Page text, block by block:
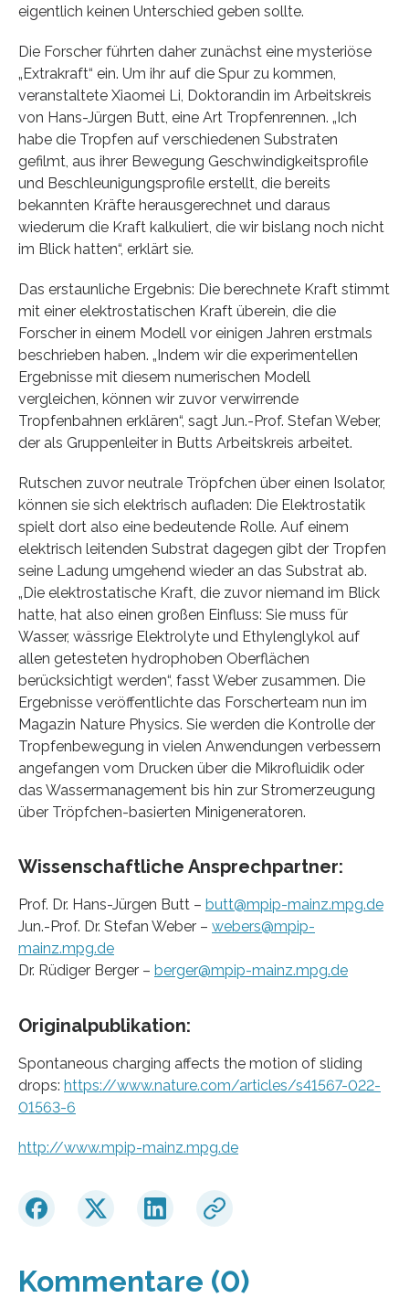
eigentlich keinen Unterschied geben sollte.
Die Forscher führten daher zunächst eine mysteriöse
„Extrakraft“ ein. Um ihr auf die Spur zu kommen,
veranstaltete Xiaomei Li, Doktorandin im Arbeitskreis
von Hans-Jürgen Butt, eine Art Tropfenrennen. „Ich
habe die Tropfen auf verschiedenen Substraten
gefilmt, aus ihrer Bewegung Geschwindigkeitsprofile
und Beschleunigungsprofile erstellt, die bereits
bekannten Kräfte herausgerechnet und daraus
wiederum die Kraft kalkuliert, die wir bislang noch nicht
im Blick hatten“, erklärt sie.
Das erstaunliche Ergebnis: Die berechnete Kraft stimmt
mit einer elektrostatischen Kraft überein, die die
Forscher in einem Modell vor einigen Jahren erstmals
beschrieben haben. „Indem wir die experimentellen
Ergebnisse mit diesem numerischen Modell
vergleichen, können wir zuvor verwirrende
Tropfenbahnen erklären“, sagt Jun.-Prof. Stefan Weber,
der als Gruppenleiter in Butts Arbeitskreis arbeitet.
Rutschen zuvor neutrale Tröpfchen über einen Isolator,
können sie sich elektrisch aufladen: Die Elektrostatik
spielt dort also eine bedeutende Rolle. Auf einem
elektrisch leitenden Substrat dagegen gibt der Tropfen
seine Ladung umgehend wieder an das Substrat ab.
„Die elektrostatische Kraft, die zuvor niemand im Blick
hatte, hat also einen großen Einfluss: Sie muss für
Wasser, wässrige Elektrolyte und Ethylenglykol auf
allen getesteten hydrophoben Oberflächen
berücksichtigt werden“, fasst Weber zusammen. Die
Ergebnisse veröffentlichte das Forscherteam nun im
Magazin Nature Physics. Sie werden die Kontrolle der
Tropfenbewegung in vielen Anwendungen verbessern
angefangen vom Drucken über die Mikrofluidik oder
das Wassermanagement bis hin zur Stromerzeugung
über Tröpfchen-basierten Minigeneratoren.
Wissenschaftliche Ansprechpartner:
Prof. Dr. Hans-Jürgen Butt – butt@mpip-mainz.mpg.de
Jun.-Prof. Dr. Stefan Weber – webers@mpip-
mainz.mpg.de
Dr. Rüdiger Berger – berger@mpip-mainz.mpg.de
Originalpublikation:
Spontaneous charging affects the motion of sliding
drops: https://www.nature.com/articles/s41567-022-
01563-6
http://www.mpip-mainz.mpg.de
Kommentare (0)